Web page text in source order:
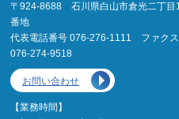
〒924-8688 石川県白山市倉光二丁目1
番地
代表電話番号 076-276-1111 ファクス
076-274-9518
お問い合わせ
【業務時間】